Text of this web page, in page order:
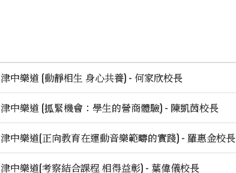
津中樂道 (動靜相生 身心共養) - 何家欣校長
津中樂道 (㧓緊機會：學生的營商體驗) - 陳凱茵校長
津中樂道(正向教育在運動音樂範疇的實踐) - 羅惠金校長
津中樂道(考察結合課程 相得益彰) - 葉偉儀校長